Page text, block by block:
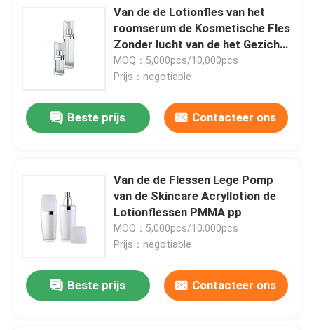
Van de de Lotionfles van het
roomserum de Kosmetische Fles
Zonder lucht van de het Gezichts
Lege Pomp Acryl
MOQ：5,000pcs/10,000pcs
Prijs：negotiable
Beste prijs Contacteer ons
Van de de Flessen Lege Pomp
van de Skincare Acryllotion de
Lotionflessen PMMA pp
MOQ：5,000pcs/10,000pcs
Prijs：negotiable
Beste prijs Contacteer ons